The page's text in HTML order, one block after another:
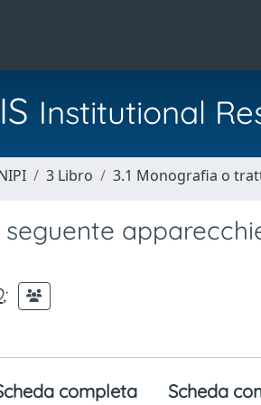
Institutional
3 Libro 3.1 Monografia o
;
completa Scheda